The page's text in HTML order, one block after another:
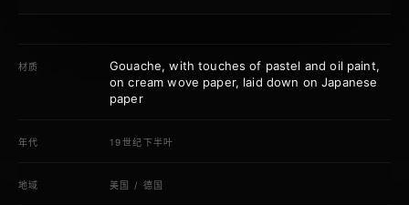
材质
Gouache, with touches of pastel and oil paint,
on cream wove paper, laid down on Japanese
paper
年代 19世纪下半叶
地域 美国 /德国